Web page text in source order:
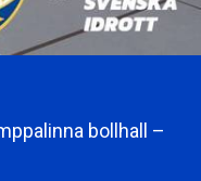
bollhall –